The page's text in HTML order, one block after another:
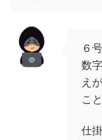
６
数
え
こ
仕